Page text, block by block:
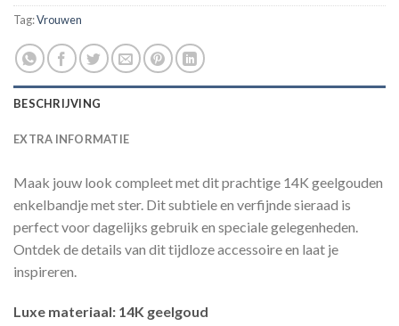
Tag:Vrouwen
BESCHRIJVING
EXTRA INFORMATIE
Maak jouw look compleet met dit prachtige 14K geelgouden
enkelbandje met ster. Dit subtiele en verfijnde sieraad is
perfect voor dagelijks gebruik en speciale gelegenheden.
Ontdek de details van dit tijdloze accessoire en laat je
inspireren.
Luxe materiaal: 14K geelgoud